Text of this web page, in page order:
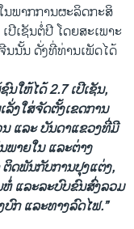
ນພາກການຜະລິດກະສິ
ປີເຊັນຕໍ່ປີ ໂດຍສະເພາະ
ນັ້ນ ດັ່ງທີ່ທ່ານເພັດໄດ້
ໃຫ້ໄດ້ 2.7 ເປີເຊັນ,
ງໃສ່ຈັດຕັ້ງເຂດການ
ແລະ ບັນດາແຂວງທີ່ມີ
າຍໃນ ແລະຕ່າງ
ດພັນກັບການປຸງແຕ່ງ,
ແລະລະບົບຂົນສົ່ງລວມ
ກ ແລະທາງລົດໄຟ.”